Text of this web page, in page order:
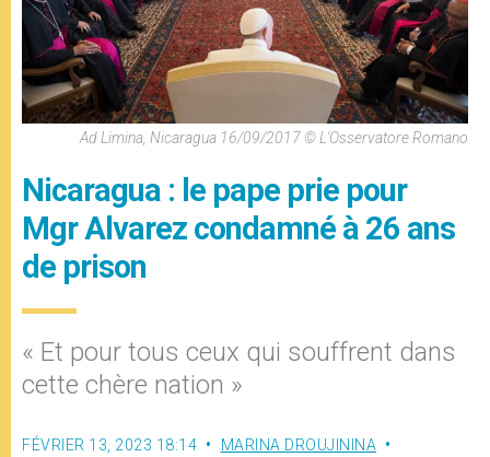
Ad Limina, Nicaragua 16/09/2017 © L'Osservatore Romano
Nicaragua : le pape prie pour
Mgr Alvarez condamné à 26 ans
de prison
« Et pour tous ceux qui souffrent dans
cette chère nation »
FÉVRIER 13, 2023 18:14
MARINA DROUJININA